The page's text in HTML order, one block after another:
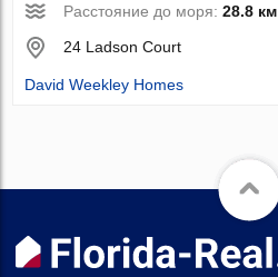
Расстояние до моря:28.8 км
24 Ladson Court
David Weekley Homes